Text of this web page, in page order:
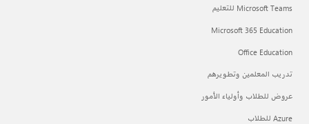
Microsoft Teams للتعليم
Microsoft 365 Education
Office Education
تدريب المعلمين وتطويرهم
عروض للطلاب وأولياء الأمور
Azure للطلاب